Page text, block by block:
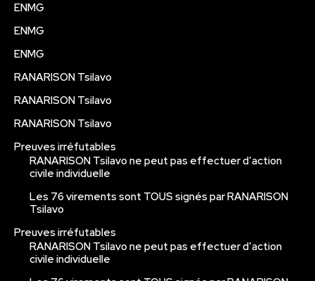
ENMG
ENMG
ENMG
RANARISON Tsilavo
RANARISON Tsilavo
RANARISON Tsilavo
Preuves irréfutables
RANARISON Tsilavo ne peut pas effectuer d’action
civile individuelle
Les 76 virements sont TOUS signés par RANARISON
Tsilavo
Preuves irréfutables
RANARISON Tsilavo ne peut pas effectuer d’action
civile individuelle